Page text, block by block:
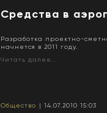
Средства в
Разработка проектно-
начнется в 2011 году.
Читать далее...
Общество | 14.07.2010 15:03